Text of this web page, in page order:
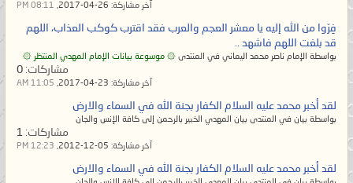
آخر مشاركة: 08:11 PM
فِرّوا من الله إليه يا معشر العجم والعرب فقد اقترب كوكب العذاب، اللهم
قد بلغت اللهم فاشهد ..
بواسطة الإمام ناصر محمد اليماني في المنتدى ۞ موسوعة بيانات الإمام المهدي المنتظر ۞
مشاركات:
آخر مشاركة: 11:05 AM
لقد أخبر محمد عليه السلام الكفار بجنة الله في السماء والارض
بواسطة بيان في المنتدى بيان المهدي الخبير بالرحمن إلى كافة الإنس والجان
مشاركات:
آخر مشاركة: 12:23 PM
لقد أخبر محمد عليه السلام الكفار بجنة الله في السماء والارض